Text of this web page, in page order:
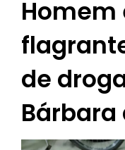
Homem
de
Bárbara